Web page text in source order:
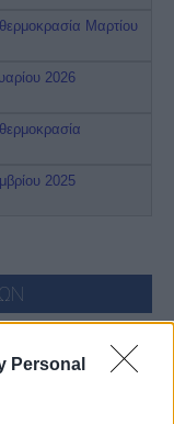
Personal
Μαρτίου
2026
2025
28°C
24°C
29°C